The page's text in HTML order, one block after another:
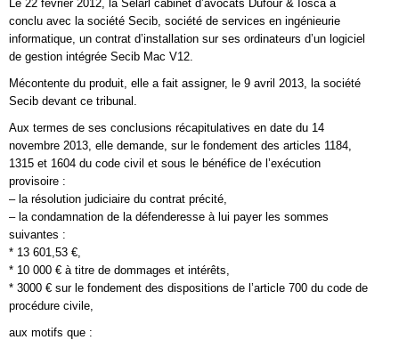
Le 22 février 2012, la Selarl cabinet d’avocats Dufour & Iosca a
conclu avec la société Secib, société de services en ingénieurie
informatique, un contrat d’installation sur ses ordinateurs d’un logiciel
de gestion intégrée Secib Mac V12.
Mécontente du produit, elle a fait assigner, le 9 avril 2013, la société
Secib devant ce tribunal.
Aux termes de ses conclusions récapitulatives en date du 14
novembre 2013, elle demande, sur le fondement des articles 1184,
1315 et 1604 du code civil et sous le bénéfice de l’exécution
provisoire :
– la résolution judiciaire du contrat précité,
– la condamnation de la défenderesse à lui payer les sommes
suivantes :
* 13 601,53 €,
* 10 000 € à titre de dommages et intérêts,
* 3000 € sur le fondement des dispositions de l’article 700 du code de
procédure civile,
aux motifs que :